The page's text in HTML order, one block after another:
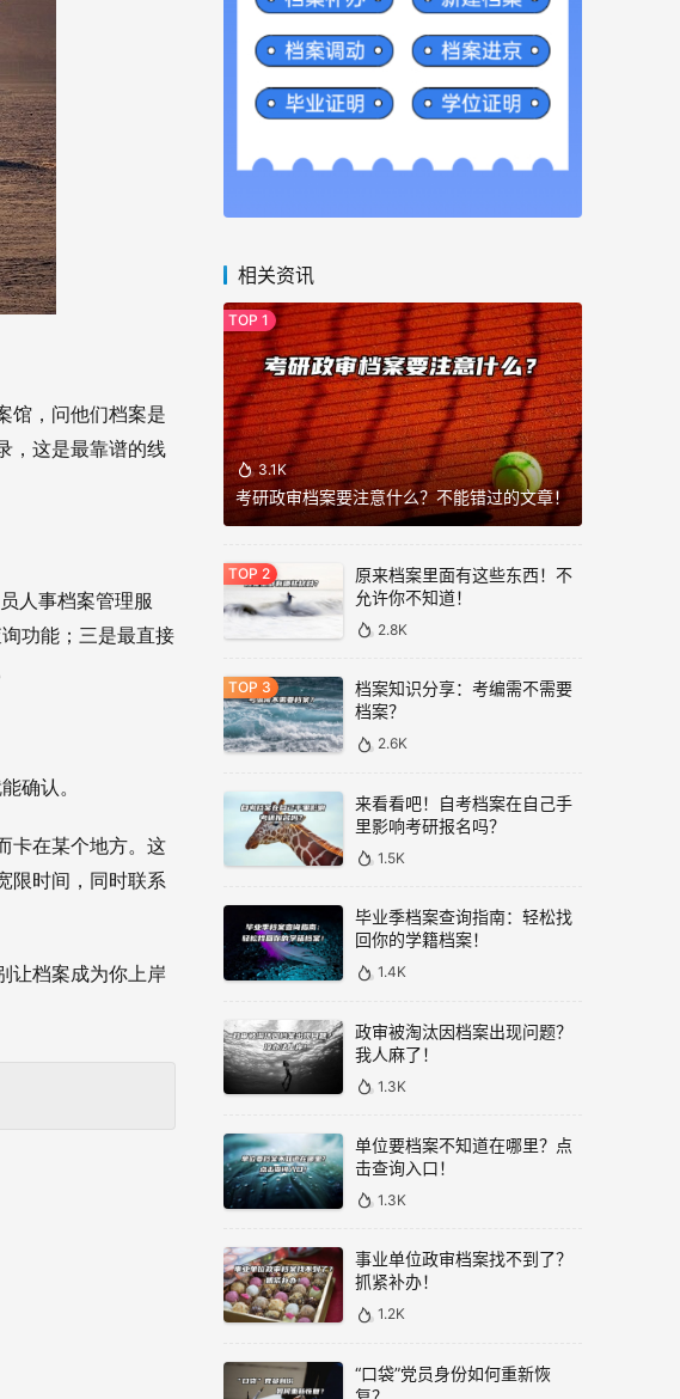
馆，问他们档案是
，这是最靠谱的线
人事档案管理服
功能；三是最直接
确认。
卡在某个地方。这
限时间，同时联系
让档案成为你上岸
相关资讯
3.1K
考研政审档案要注意什么？不能错过的文章！
原来档案里面有这些东西！不
允许你不知道！
2.8K
档案知识分享：考编需不需要
档案？
2.6K
来看看吧！自考档案在自己手
里影响考研报名吗？
1.5K
毕业季档案查询指南：轻松找
回你的学籍档案！
1.4K
政审被淘汰因档案出现问题？
我人麻了！
1.3K
单位要档案不知道在哪里？点
击查询入口！
1.3K
事业单位政审档案找不到了？
抓紧补办！
1.2K
“口袋”党员身份如何重新恢